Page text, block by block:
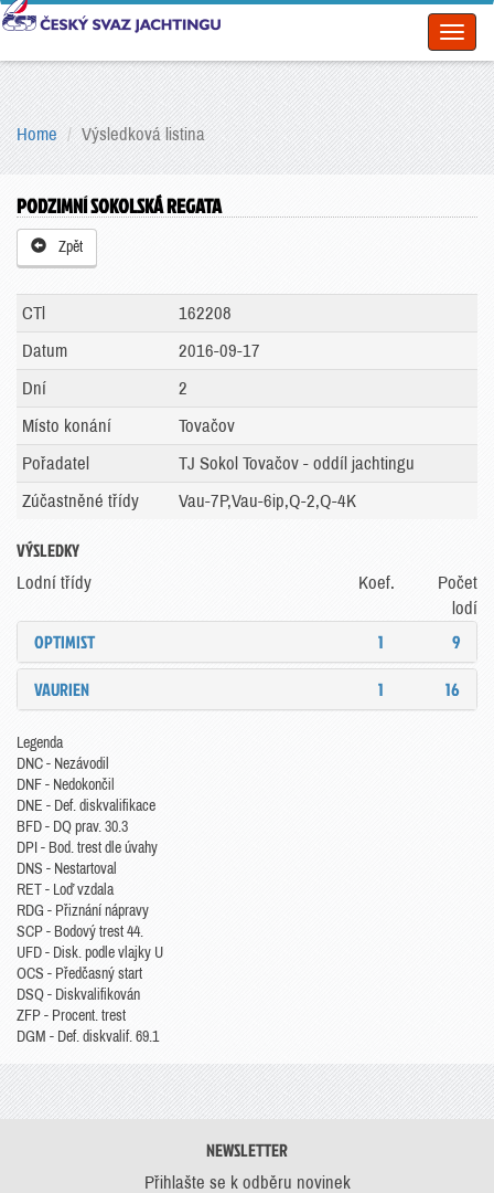
Home Výsledková listina
PODZIMNÍ SOKOLSKÁ REGATA
Zpět
CTl
162208
Datum
2016-09-17
Dní
2
Místo konání
Tovačov
Pořadatel
TJ Sokol Tovačov - oddíl jachtingu
Zúčastněné třídy
Vau-7P,Vau-6ip,Q-2,Q-4K
VÝSLEDKY
Lodní třídy Koef.
Počet
lodí
OPTIMIST 1
9
VAURIEN
1 16
Legenda
DNC - Nezávodil
DNF - Nedokončil
DNE - Def. diskvalifikace
BFD - DQ prav. 30.3
DPI - Bod. trest dle úvahy
DNS - Nestartoval
RET - Loď vzdala
RDG - Přiznání nápravy
SCP - Bodový trest 44.
UFD - Disk. podle vlajky U
OCS - Předčasný start
DSQ - Diskvalifikován
ZFP - Procent. trest
DGM - Def. diskvalif. 69.1
NEWSLETTER
Přihlašte se k odběru novinek